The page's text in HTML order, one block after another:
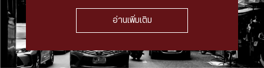
อ่านเพิ่มเติม